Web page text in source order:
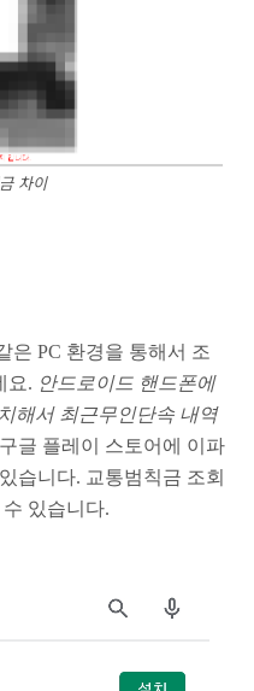
차이
은 PC 환경을 통해서 조
요. 안드로이드 핸드폰에
해서 최근무인단속 내역
구글 플레이 스토어에 이파
습니다. 교통범칙금 조회
있습니다.